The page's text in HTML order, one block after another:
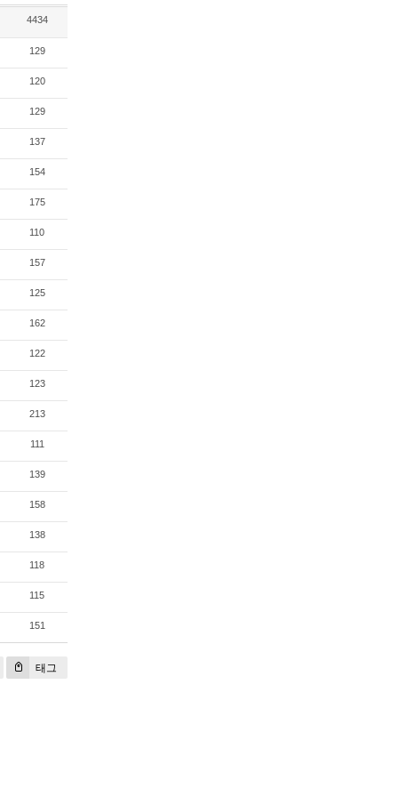
4434
129
120
129
137
154
175
110
157
125
162
122
123
213
111
139
158
138
118
115
151
태그